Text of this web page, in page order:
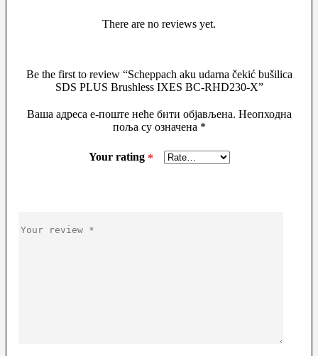
There are no reviews yet.
Be the first to review “Scheppach aku udarna čekić bušilica
SDS PLUS Brushless IXES BC-RHD230-X”
Ваша адреса е-поште неће бити објављена. Неопходна
поља су означена *
Your rating *